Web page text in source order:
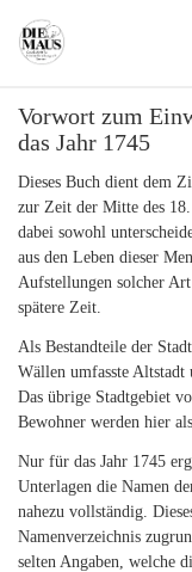
main
Vorwort zum
das Jahr 1745
Dieses Buch dient dem
zur Zeit der Mitte des
dabei sowohl
aus den Leben dieser
Aufstellungen solcher
spätere Zeit.
Als Bestandteile der
Wällen umfasste Altstadt
Das übrige Stadtgebiet
Bewohner werden hier
Nur für das Jahr 1745
Unterlagen die Namen
nahezu vollständig.
Namenverzeichnis
selten Angaben, welche